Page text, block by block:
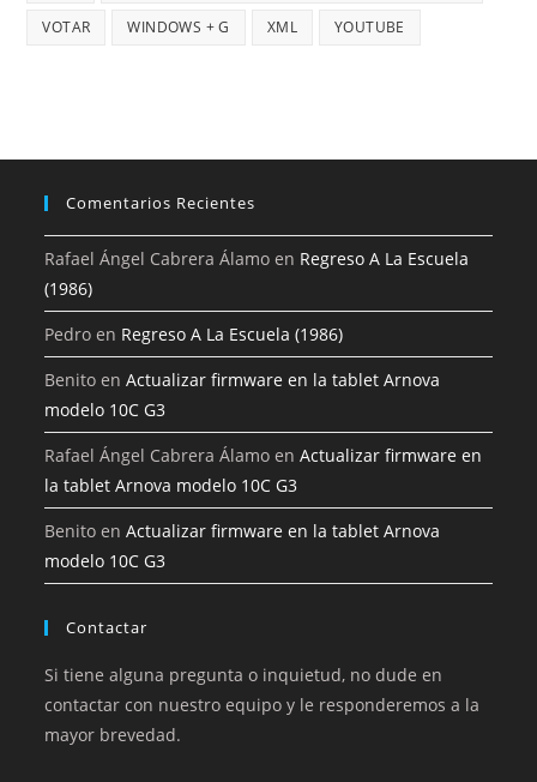
VOTAR WINDOWS + G XML YOUTUBE
Comentarios Recientes
Rafael Ángel Cabrera Álamo en Regreso A La Escuela
(1986)
Pedro en Regreso A La Escuela (1986)
Benito enActualizar firmware en la tablet Arnova
modelo 10C G3
Rafael Ángel Cabrera Álamo enActualizar firmware en
la tablet Arnova modelo 10C G3
Benito enActualizar firmware en la tablet Arnova
modelo 10C G3
Contactar
Si tiene alguna pregunta o inquietud, no dude en
contactar con nuestro equipo y le responderemos a la
mayor brevedad.